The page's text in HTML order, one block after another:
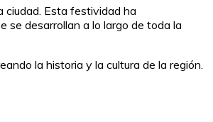
ciudad. Esta festividad ha
se desarrollan a lo largo de toda la
la historia y la cultura de la región.